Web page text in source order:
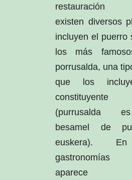
restauración
existen diversos
incluyen el puerro
los más
porrusalda, una
que los
constituyente
(purrusalda
besamel de
euskera).
gastronomías
aparece